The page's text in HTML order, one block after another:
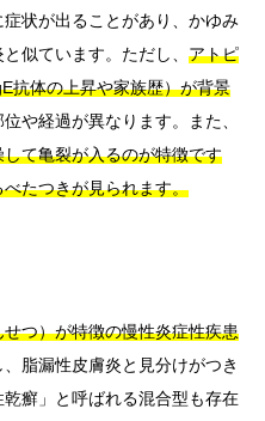
状が出ることがあり、かゆみ
似ています。ただし、 アトピ
抗体の上昇や家族歴）が背景
位や経過が異なります。また、
て亀裂が入るのが特徴です
たつきが見られます。
つ）が特徴の慢性炎症性疾患
脂漏性皮膚炎と見分けがつき
癬」と呼ばれる混合型も存在